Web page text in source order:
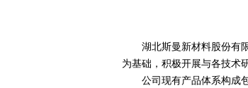
湖北斯曼新材料股份有
为基础，积极开展与各技术
公司现有产品体系构成